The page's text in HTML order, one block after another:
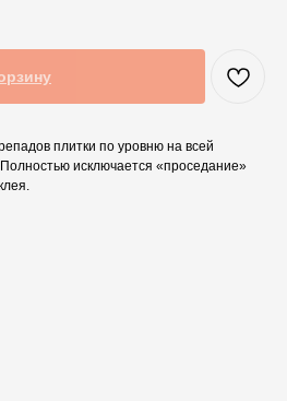
плитки по уровню на всей
исключается «проседание»